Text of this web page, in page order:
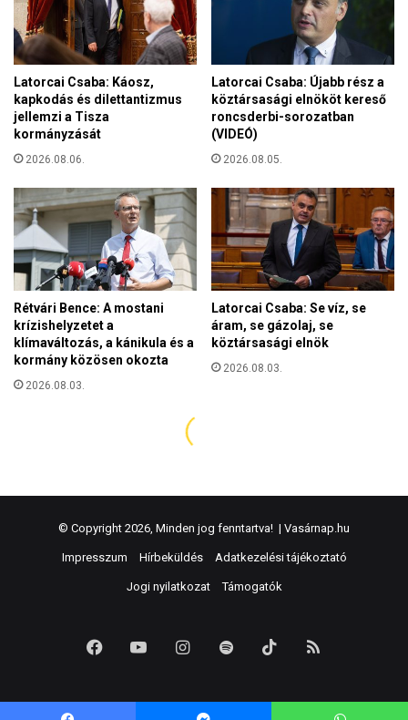
© Copyright 2026, Minden jog fenntartva! | Vasárnap.hu
Impresszum Hírbeküldés Adatkezelési tájékoztató
Jogi nyilatkozat Támogatók
FacebookYouTubeInstagram
Spotify TikTok